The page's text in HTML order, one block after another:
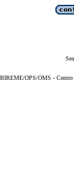
BIREME/OPS/OMS - Centro